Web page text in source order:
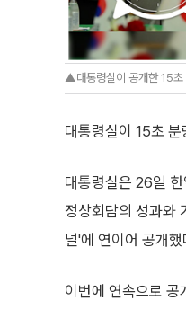
▲대통령실이 공개한 15초
대통령실이 15초
대통령실은 26일
정상회담의 성과와
널'에 연이어 공개했
이번에 연속으로